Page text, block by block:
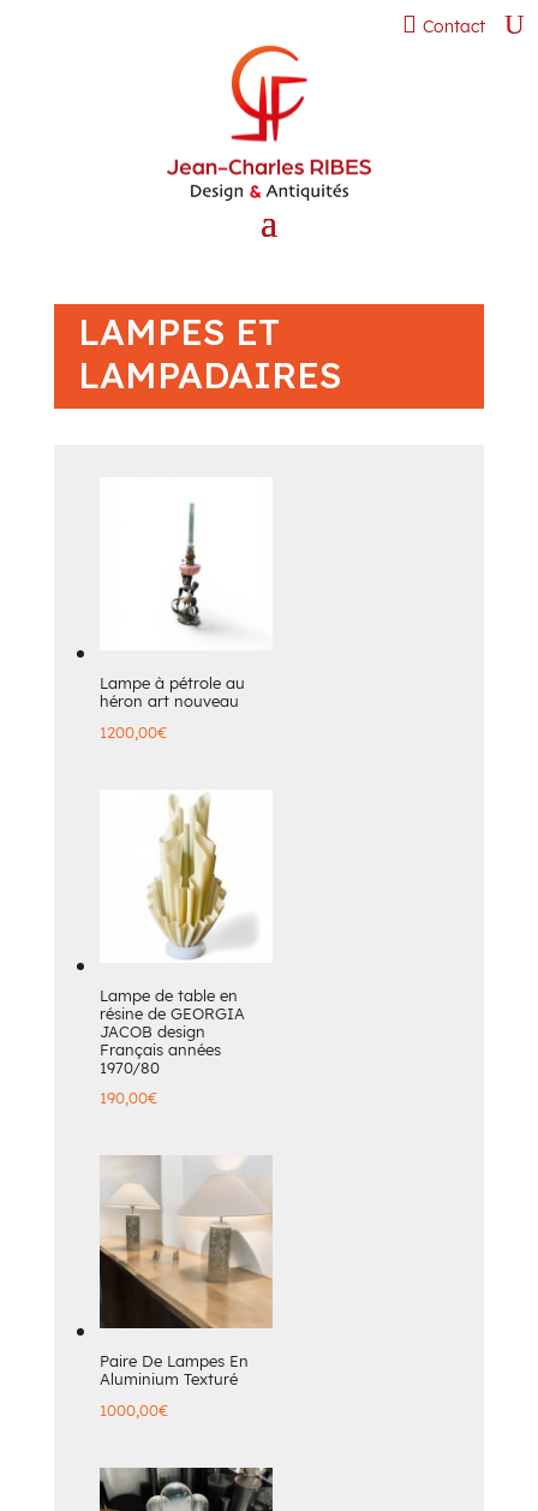
Contact
LAMPES ET
LAMPADAIRES
Lampe à pétrole au
héron art nouveau
1200,00€
Lampe de table en
résine de GEORGIA
JACOB design
Français années
1970/80
190,00€
Paire De Lampes En
Aluminium Texturé
1000,00€